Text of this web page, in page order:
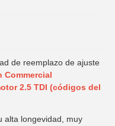
de reemplazo de ajuste
Commercial
2.5 TDI (códigos del
alta longevidad, muy